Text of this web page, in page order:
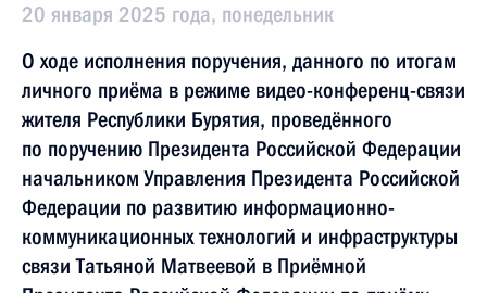
20 января 2025 года, понедельник
О ходе исполнения поручения, данного по итогам
личного приёма в режиме видео-конференц-связи
жителя Республики Бурятия, проведённого
по поручению Президента Российской Федерации
начальником Управления Президента Российской
Федерации по развитию информационно-
коммуникационных технологий и инфраструктуры
связи Татьяной Матвеевой в Приёмной